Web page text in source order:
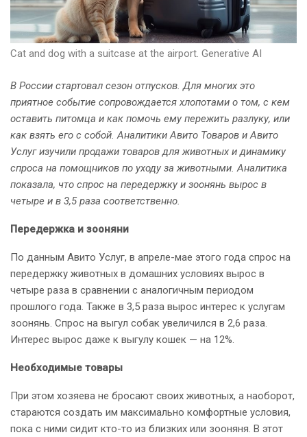
Cat and dog with a suitcase at the airport. Generative AI
В России стартовал сезон отпусков. Для многих это
приятное событие сопровождается хлопотами о том, с кем
оставить питомца и как помочь ему пережить разлуку, или
как взять его с собой. Аналитики Авито Товаров и Авито
Услуг изучили продажи товаров для животных и динамику
спроса на помощников по уходу за животными. Аналитика
показала, что спрос на передержку и зоонянь вырос в
четыре и в 3,5 раза соответственно.
Передержка и зооняни
По данным Авито Услуг, в апреле-мае этого года спрос на
передержку животных в домашних условиях вырос в
четыре раза в сравнении с аналогичным периодом
прошлого года. Также в 3,5 раза вырос интерес к услугам
зоонянь. Спрос на выгул собак увеличился в 2,6 раза.
Интерес вырос даже к выгулу кошек — на 12%.
Необходимые товары
При этом хозяева не бросают своих животных, а наоборот,
стараются создать им максимально комфортные условия,
пока с ними сидит кто-то из близких или зооняня. В этот